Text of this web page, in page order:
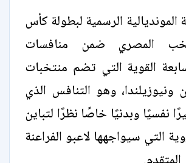
الرسمية لبطولة كأس
المصري ضمن منافسات
القوية التي تضم منتخبات
ونيوزيلندا، وهو التنافس الذي
نفسيًا وبدنيًا خاصًا نظرًا لتباين
التي سيواجهها لاعبو الفراعنة